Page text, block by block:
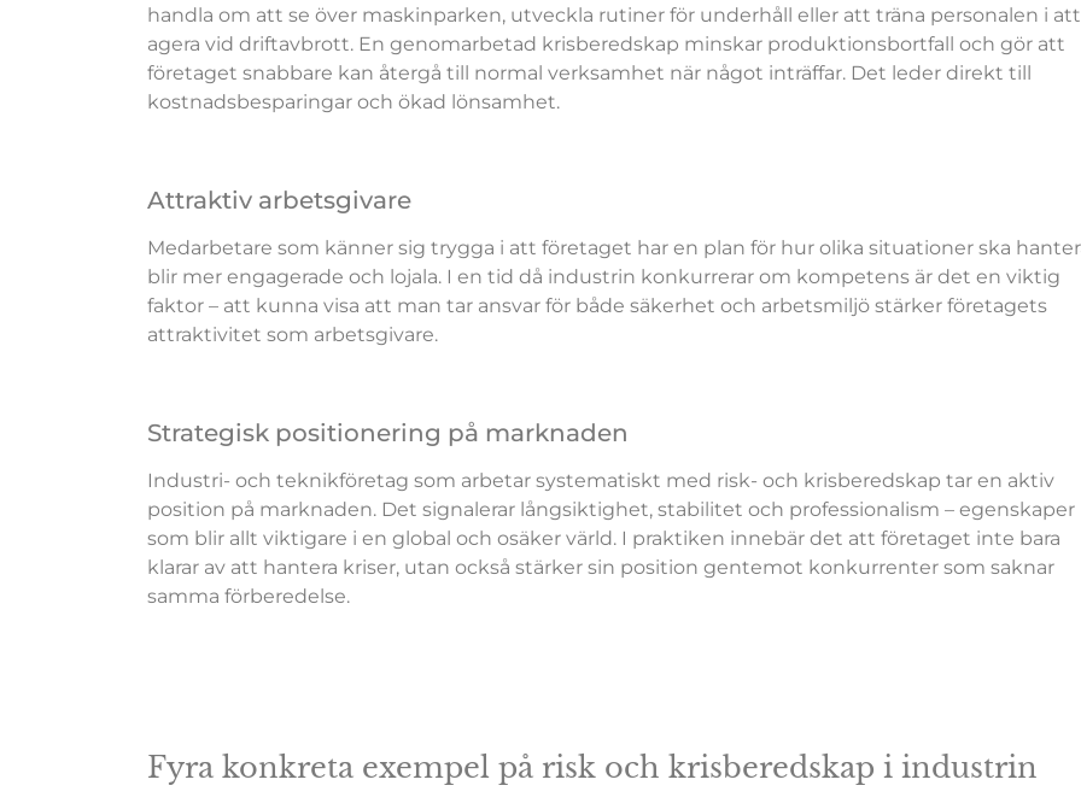
handla om att se över maskinparken, utveckla rutiner för underhåll eller att träna personalen i att
agera vid driftavbrott. En genomarbetad krisberedskap minskar produktionsbortfall och gör att
företaget snabbare kan återgå till normal verksamhet när något inträffar. Det leder direkt till
kostnadsbesparingar och ökad lönsamhet.
Attraktiv arbetsgivare
Medarbetare som känner sig trygga i att företaget har en plan för hur olika situationer ska
blir mer engagerade och lojala. I en tid då industrin konkurrerar om kompetens är det en viktig
faktor – att kunna visa att man tar ansvar för både säkerhet och arbetsmiljö stärker företagets
attraktivitet som arbetsgivare.
Strategisk positionering på marknaden
Industri- och teknikföretag som arbetar systematiskt med risk- och krisberedskap tar en aktiv
position på marknaden. Det signalerar långsiktighet, stabilitet och professionalism – egenskaper
som blir allt viktigare i en global och osäker värld. I praktiken innebär det att företaget inte bara
klarar av att hantera kriser, utan också stärker sin position gentemot konkurrenter som saknar
samma förberedelse.
Fyra konkreta exempel på risk och krisberedskap i industrin